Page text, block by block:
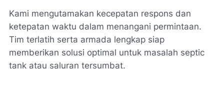
Kami mengutamakan kecepatan respons dan
ketepatan waktu dalam menangani permintaan.
Tim terlatih serta armada lengkap siap
memberikan solusi optimal untuk masalah septic
tank atau saluran tersumbat.